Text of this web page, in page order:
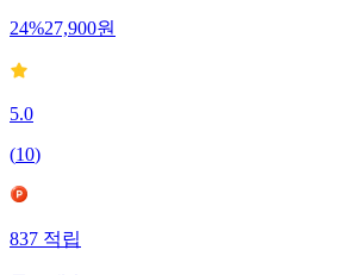
24%27,900원
5.0
(10)
837적립